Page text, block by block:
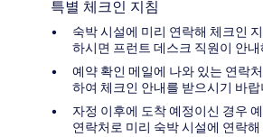
특별 체크인 지침
숙박 시설에 미리 연락해 체크인
하시면 프런트 데스크 직원이 안
예약 확인 메일에 나와 있는 연락
하여 체크인 안내를 받으시기 바
자정 이후에 도착 예정이신 경우
연락처로 미리 숙박 시설에 연락